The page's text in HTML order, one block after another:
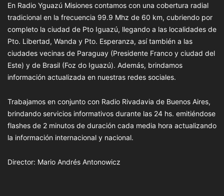
En Radio Yguazú Misiones contamos con una cobertura radial
tradicional en la frecuencia 99.9 Mhz de 60 km, cubriendo por
completo la ciudad de Pto Iguazú, llegando a las localidades de
Pto. Libertad, Wanda y Pto. Esperanza, así también a las
ciudades vecinas de Paraguay (Presidente Franco y ciudad del
Este) y de Brasil (Foz do Iguazú). Además, brindamos
información actualizada en nuestras redes sociales.
Trabajamos en conjunto con Radio Rivadavia de Buenos Aires,
brindando servicios informativos durante las 24 hs. emitiéndose
flashes de 2 minutos de duración cada media hora actualizando
la información internacional y nacional.
Director: Mario Andrés Antonowicz